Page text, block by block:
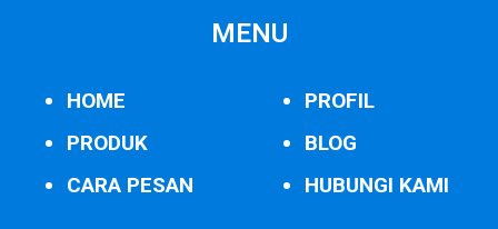
MENU
HOME
PRODUK
CARA PESAN
PROFIL
BLOG
HUBUNGI KAMI